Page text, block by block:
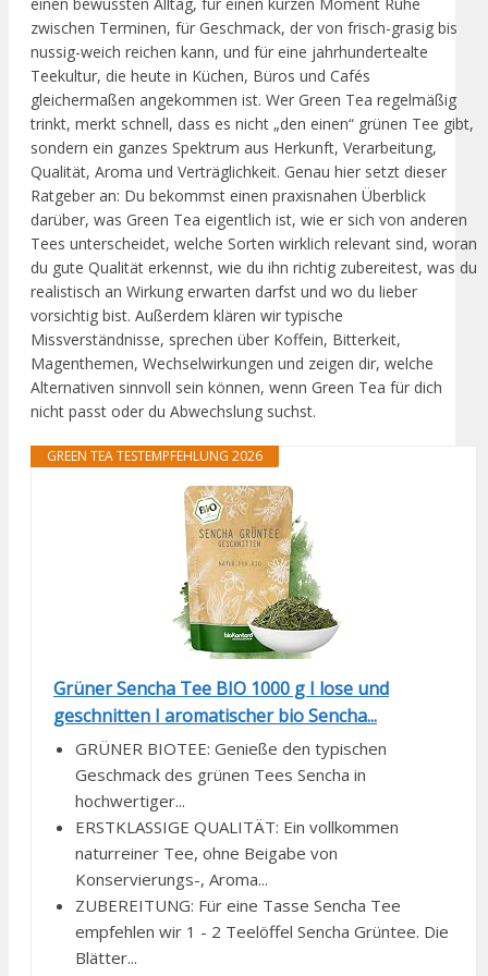
zwischen Terminen, für Geschmack, der von frisch-grasig bis
nussig-weich reichen kann, und für eine jahrhundertealte
Teekultur, die heute in Küchen, Büros und Cafés
gleichermaßen angekommen ist. Wer Green Tea regelmäßig
trinkt, merkt schnell, dass es nicht „den einen“ grünen Tee gibt,
sondern ein ganzes Spektrum aus Herkunft, Verarbeitung,
Qualität, Aroma und Verträglichkeit. Genau hier setzt dieser
Ratgeber an: Du bekommst einen praxisnahen Überblick
darüber, was Green Tea eigentlich ist, wie er sich von anderen
Tees unterscheidet, welche Sorten wirklich relevant sind, woran
du gute Qualität erkennst, wie du ihn richtig zubereitest, was du
realistisch an Wirkung erwarten darfst und wo du lieber
vorsichtig bist. Außerdem klären wir typische
Missverständnisse, sprechen über Koffein, Bitterkeit,
Magenthemen, Wechselwirkungen und zeigen dir, welche
Alternativen sinnvoll sein können, wenn Green Tea für dich
nicht passt oder du Abwechslung suchst.
GREEN TEA TESTEMPFEHLUNG 2026
Grüner Sencha Tee BIO 1000 g I lose und
geschnitten I aromatischer bio Sencha...
GRÜNER BIOTEE: Genieße den typischen
Geschmack des grünen Tees Sencha in
hochwertiger...
ERSTKLASSIGE QUALITÄT: Ein vollkommen
naturreiner Tee, ohne Beigabe von
Konservierungs-, Aroma...
ZUBEREITUNG: Für eine Tasse Sencha Tee
empfehlen wir 1 - 2 Teelöffel Sencha Grüntee. Die
Blätter...